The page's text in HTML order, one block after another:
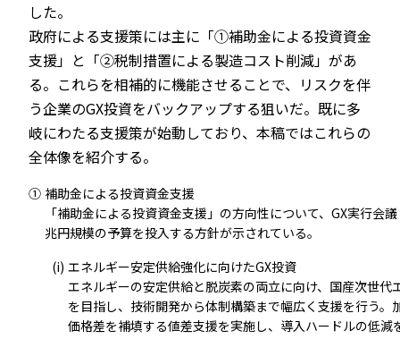
した。
政府による支援策には主に「①補助金による投資資金
支援」と「②税制措置による製造コスト削減」があ
る。これらを相補的に機能させることで、リスクを伴
う企業のGX投資をバックアップする狙いだ。既に多
岐にわたる支援策が始動しており、本稿ではこれらの
全体像を紹介する。
① 補助金による投資資金支援
「補助金による投資資金支援」の方向性について、GX実行
兆円規模の予算を投入する方針が示されている。
(i) エネルギー安定供給強化に向けたGX投資
エネルギーの安定供給と脱炭素の両立に向け、国産次世
を目指し、技術開発から体制構築まで幅広く支援を行う
価格差を補填する値差支援を実施し、導入ハードルの低減